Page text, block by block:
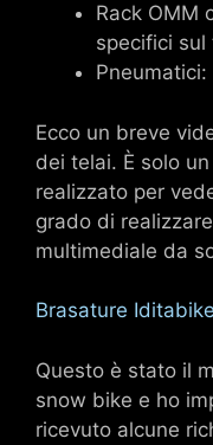
Rack OMM
specifici sul
Pneumatici:
Ecco un breve
dei telai. È solo
realizzato per
grado di
multimediale da
Brasature Iditabike
Questo è stato il
snow bike e ho
ricevuto alcune